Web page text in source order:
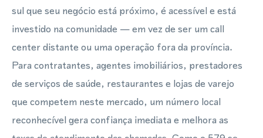
sul que seu negócio está próximo, é acessível e está
investido na comunidade — em vez de ser um call
center distante ou uma operação fora da província.
Para contratantes, agentes imobiliários, prestadores
de serviços de saúde, restaurantes e lojas de varejo
que competem neste mercado, um número local
reconhecível gera confiança imediata e melhora as